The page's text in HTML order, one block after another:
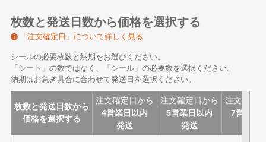
枚数と発送日数から価格を選択する
「注文確定日」について詳しく見る
シールの必要枚数と納期をお選びください。
「シート」の数ではなく、「シール」の必要数を選択ください。
納期はお急ぎ具合に合わせて発送日を選択ください。
枚数と発送日数から
価格を選択する
注文確定日から
4営業日以内
発送
注文確定日から
5営業日以内
発送
注文確定
7営業日